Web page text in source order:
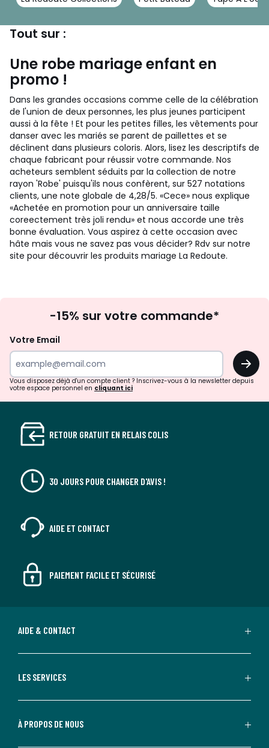
Tout sur :
Une robe mariage enfant en
promo !
Dans les grandes occasions comme celle de la célébration
de l'union de deux personnes, les plus jeunes participent
aussi à la fête ! Et pour les petites filles, les vêtements pour
danser avec les mariés se parent de paillettes et se
déclinent dans plusieurs coloris. Alors, lisez les descriptifs de
chaque fabricant pour réussir votre commande. Nos
acheteurs semblent séduits par la collection de notre
rayon 'Robe' puisqu'ils nous confèrent, sur 527 notations
clients, une note globale de 4,28/5. «Cece» nous explique
«Achetée en promotion pour un anniversaire taille
coreectement très joli rendu» et nous accorde une très
bonne évaluation. Vous aspirez à cette occasion avec
hâte mais vous ne savez pas vous décider? Rdv sur notre
site pour découvrir les produits mariage La Redoute.
à
newsletter
-15% sur votre commande*
Votre Email
OK
Vous disposez déjà d'un compte client ? Inscrivez-vous à la newsletter depuis
votre espace personnel en cliquant ici
RETOUR GRATUIT EN RELAIS COLIS
30 JOURS POUR CHANGER D'AVIS !
AIDE ET CONTACT
PAIEMENT FACILE ET SÉCURISÉ
AIDE & CONTACT
LES SERVICES
À PROPOS DE NOUS